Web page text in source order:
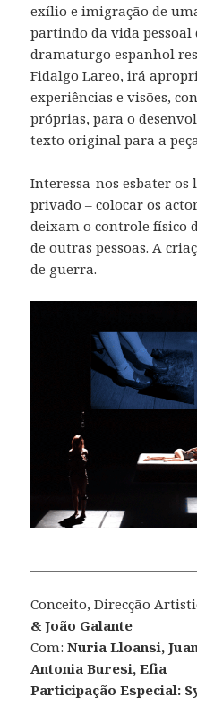
exílio e imigração de
partindo da vida pessoal
dramaturgo espanhol
Fidalgo Lareo, irá
experiências e visões,
próprias, para o
texto original para a
Interessa-nos esbater
privado – colocar os
deixam o controle físico
de outras pessoas. A
de guerra.
Conceito, Direcção
& João Galante
Com:Nuria Lloansi,
Antonia Buresi, Efia
Participação Especial: